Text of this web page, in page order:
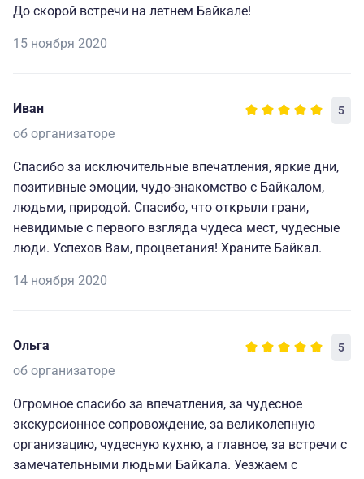
До скорой встречи на летнем Байкале!
15 ноября 2020
Иван 5
об организаторе
Спасибо за исключительные впечатления, яркие дни,
позитивные эмоции, чудо-знакомство с Байкалом,
людьми, природой. Спасибо, что открыли грани,
невидимые с первого взгляда чудеса мест, чудесные
люди. Успехов Вам, процветания! Храните Байкал.
14 ноября 2020
Ольга 5
об организаторе
Огромное спасибо за впечатления, за чудесное
экскурсионное сопровождение, за великолепную
организацию, чудесную кухню, а главное, за встречи с
замечательными людьми Байкала. Уезжаем с